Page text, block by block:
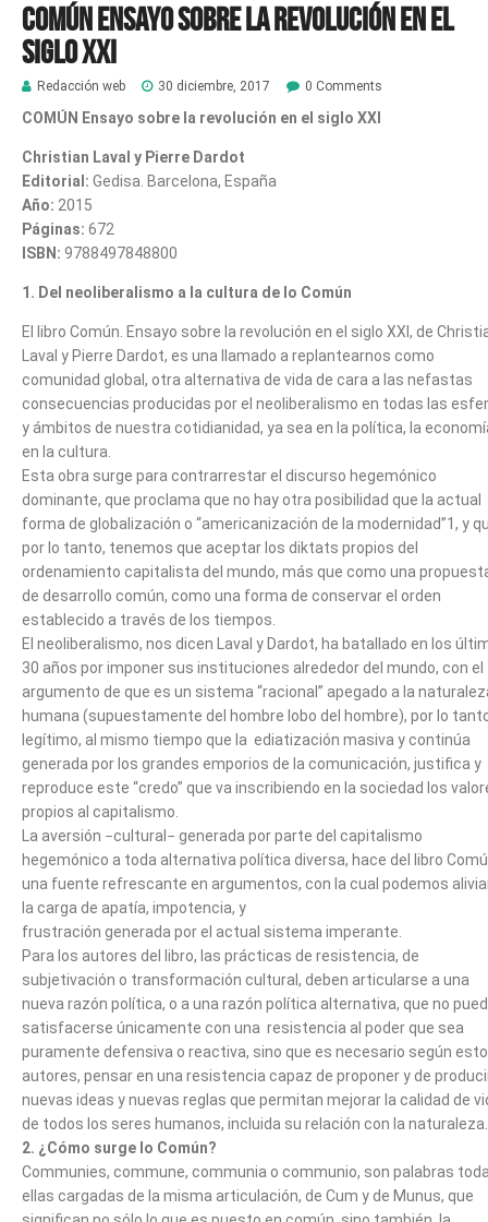
COMÚN Ensayo sobre la revolución en el
siglo XXI
Redacción web 30 diciembre, 2017 0 Comments
COMÚN Ensayo sobre la revolución en el siglo XXI
Christian Laval y Pierre Dardot
Editorial: Gedisa. Barcelona, España
Año: 2015
Páginas: 672
ISBN: 9788497848800
1. Del neoliberalismo a la cultura de lo Común
El libro Común. Ensayo sobre la revolución en el siglo XXI, de
Laval y Pierre Dardot, es una llamado a replantearnos como
comunidad global, otra alternativa de vida de cara a las nefastas
consecuencias producidas por el neoliberalismo en todas las
y ámbitos de nuestra cotidianidad, ya sea en la política, la
en la cultura.
Esta obra surge para contrarrestar el discurso hegemónico
dominante, que proclama que no hay otra posibilidad que la actual
forma de globalización o “americanización de la modernidad”1, y
por lo tanto, tenemos que aceptar los diktats propios del
ordenamiento capitalista del mundo, más que como una
de desarrollo común, como una forma de conservar el orden
establecido a través de los tiempos.
El neoliberalismo, nos dicen Laval y Dardot, ha batallado en los
30 años por imponer sus instituciones alrededor del mundo, con el
argumento de que es un sistema “racional” apegado a la
humana (supuestamente del hombre lobo del hombre), por lo
legítimo, al mismo tiempo que la ediatización masiva y continúa
generada por los grandes emporios de la comunicación, justifica y
reproduce este “credo” que va inscribiendo en la sociedad los
propios al capitalismo.
La aversión −cultural− generada por parte del capitalismo
hegemónico a toda alternativa política diversa, hace del libro
una fuente refrescante en argumentos, con la cual podemos
la carga de apatía, impotencia, y
frustración generada por el actual sistema imperante.
Para los autores del libro, las prácticas de resistencia, de
subjetivación o transformación cultural, deben articularse a una
nueva razón política, o a una razón política alternativa, que no
satisfacerse únicamente con una resistencia al poder que sea
puramente defensiva o reactiva, sino que es necesario según
autores, pensar en una resistencia capaz de proponer y de
nuevas ideas y nuevas reglas que permitan mejorar la calidad de
de todos los seres humanos, incluida su relación con la naturaleza.
2. ¿Cómo surge lo Común?
Communies, commune, communia o communio, son palabras
ellas cargadas de la misma articulación, de Cum y de Munus, que